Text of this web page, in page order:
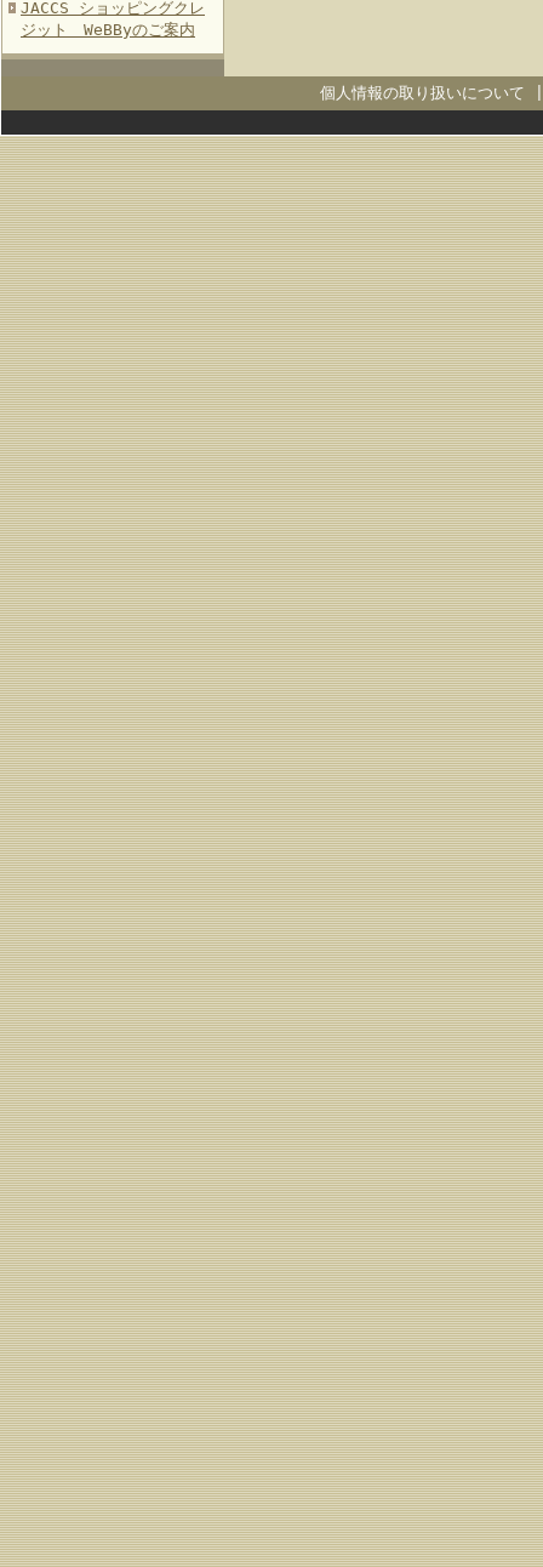
JACCS ショッピングクレ
ジット WeBByのご案内
個人情報の取り扱いについて